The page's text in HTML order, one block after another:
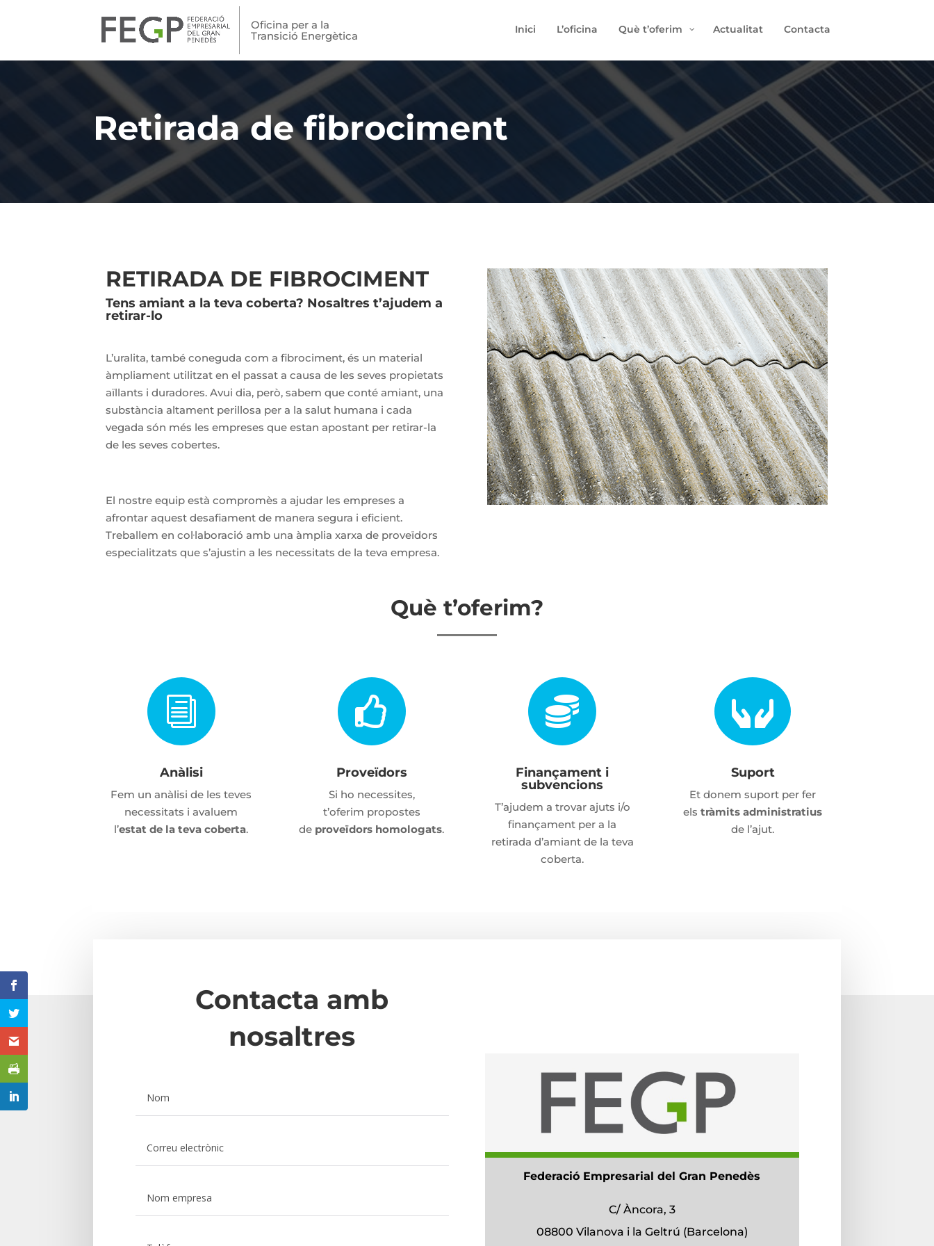
Oficina per a la
Transició Energètica
Inici L’oficina Què t’oferim Actualitat Contacta
Retirada de fibrociment
RETIRADA DE FIBROCIMENT
Tens amiant a la teva coberta? Nosaltres t’ajudem a
retirar-lo
L’uralita, també coneguda com a fibrociment, és un material
àmpliament utilitzat en el passat a causa de les seves propietats
aïllants i duradores. Avui dia, però, sabem que conté amiant, una
substància altament perillosa per a la salut humana i cada
vegada són més les empreses que estan apostant per retirar-la
de les seves cobertes.
El nostre equip està compromès a ajudar les empreses a
afrontar aquest desafiament de manera segura i eficient.
Treballem en col·laboració amb una àmplia xarxa de proveïdors
especialitzats que s’ajustin a les necessitats de la teva empresa.
Què t’oferim?
i
Anàlisi
Fem un anàlisi de les teves
necessitats i avaluem
l’estat de la teva coberta.

Proveïdors
Si ho necessites,
t’oferim propostes
de proveïdors homologats.

Finançament i
subvencions
T’ajudem a trovar ajuts i/o
finançament per a la
retirada d’amiant de la teva
coberta.

Suport
Et donem suport per fer
elstràmits administratius
de l’ajut.
Contacta amb
nosaltres
Federació Empresarial del Gran Penedès
C/ Àncora, 3
08800 Vilanova i la Geltrú (Barcelona)